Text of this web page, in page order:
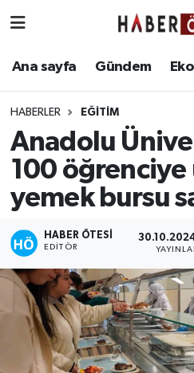
Ana sayfa Gündem
HABERLER EĞİTİM
Anadolu
100
yemek bursu
HABER ÖTESI
EDITÖR
Ana sayfa
Ekonomi
Sağlık
Teknoloji
Eskişehir Nöbetçi
Eskişehir Namaz
Eskişehir Trafik
Son Dakika Haberleri
Haber Arşivi